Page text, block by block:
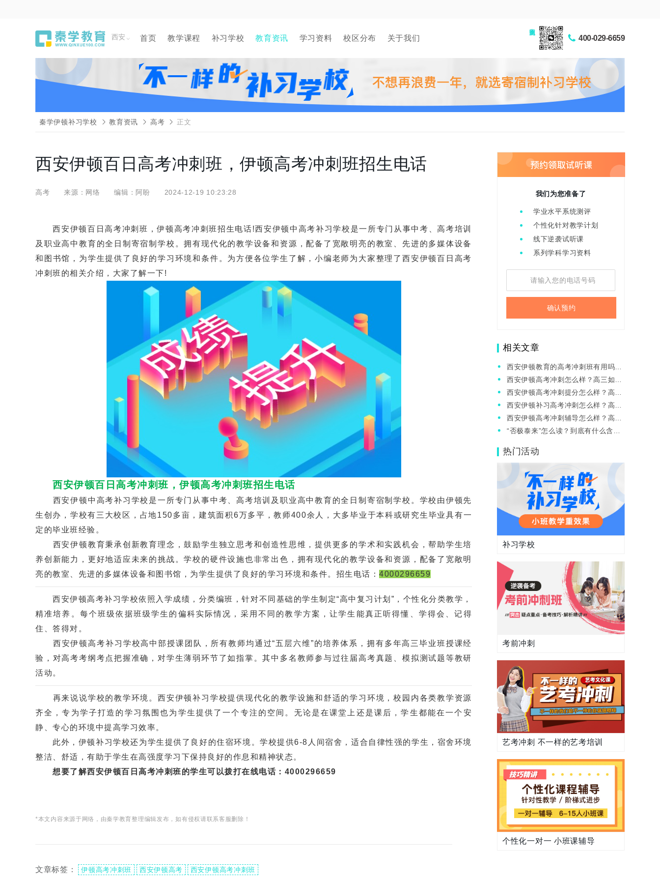
西安 首页 教学课程 补习学校 教育资讯 学习资料 校区分布 关于我们 400-029-6659
秦学伊顿补习学校 教育资讯 高考 正文
西安伊顿百日高考冲刺班，伊顿高考冲刺班招生电话
高考 来源：网络 编辑：阿盼 2024-12-19 10:23:28
西安伊顿百日高考冲刺班，伊顿高考冲刺班招生电话!西安伊顿中高考补习学校是一所专门从事中考、高考培训
及职业高中教育的全日制寄宿制学校。拥有现代化的教学设备和资源，配备了宽敞明亮的教室、先进的多媒体设备
和图书馆，为学生提供了良好的学习环境和条件。为方便各位学生了解，小编老师为大家整理了西安伊顿百日高考
冲刺班的相关介绍，大家了解一下!
西安伊顿百日高考冲刺班，伊顿高考冲刺班招生电话
西安伊顿中高考补习学校是一所专门从事中考、高考培训及职业高中教育的全日制寄宿制学校。学校由伊顿先
生创办，学校有三大校区，占地150多亩，建筑面积6万多平，教师400余人，大多毕业于本科或研究生毕业具有一
定的毕业班经验。
西安伊顿教育秉承创新教育理念，鼓励学生独立思考和创造性思维，提供更多的学术和实践机会，帮助学生培
养创新能力，更好地适应未来的挑战。学校的硬件设施也非常出色，拥有现代化的教学设备和资源，配备了宽敞明
亮的教室、先进的多媒体设备和图书馆，为学生提供了良好的学习环境和条件。招生电话： 4000296659
西安伊顿高考补习学校依照入学成绩，分类编班，针对不同基础的学生制定“高中复习计划”，个性化分类教学，
精准培养。每个班级依据班级学生的偏科实际情况，采用不同的教学方案，让学生能真正听得懂、学得会、记得
住、答得对。
西安伊顿高考补习学校高中部授课团队，所有教师均通过“五层六维”的培养体系，拥有多年高三毕业班授课经
验，对高考考纲考点把握准确，对学生薄弱环节了如指掌。其中多名教师参与过往届高考真题、模拟测试题等教研
活动。
再来说说学校的教学环境。西安伊顿补习学校提供现代化的教学设施和舒适的学习环境，校园内各类教学资源
齐全，专为学子打造的学习氛围也为学生提供了一个专注的空间。无论是在课堂上还是课后，学生都能在一个安
静、专心的环境中提高学习效率。
此外，伊顿补习学校还为学生提供了良好的住宿环境。学校提供6-8人间宿舍，适合自律性强的学生，宿舍环境
整洁、舒适，有助于学生在高强度学习下保持良好的作息和精神状态。
想要了解西安伊顿百日高考冲刺班的学生可以拨打在线电话：4000296659
*本文内容来源于网络，由秦学教育整理编辑发布，如有侵权请联系客服删除！
文章标签： 伊顿高考冲刺班 西安伊顿高考 西安伊顿高考冲刺班
我们为您准备了
学业水平系统测评
个性化针对教学计划
线下逆袭试听课
系列学科学习资料
确认预约
相关文章
西安伊顿教育的高考冲刺班有用吗？
高三物理怎么补？
西安伊顿高考冲刺怎么样？高三如何
合理规划学习时间提升成绩？
西安伊顿高考冲刺提分怎么样？高三
物理提升方法
西安伊顿补习高考冲刺怎么样？高三
必须强化的7种意识
西安伊顿高考冲刺辅导怎么样？高三
三模成绩是接近高考吗？
“否极泰来”怎么读？到底有什么含
热门活动
补习学校
考前冲刺
艺考冲刺 不一样的艺考培训
个性化一对一 小班课辅导